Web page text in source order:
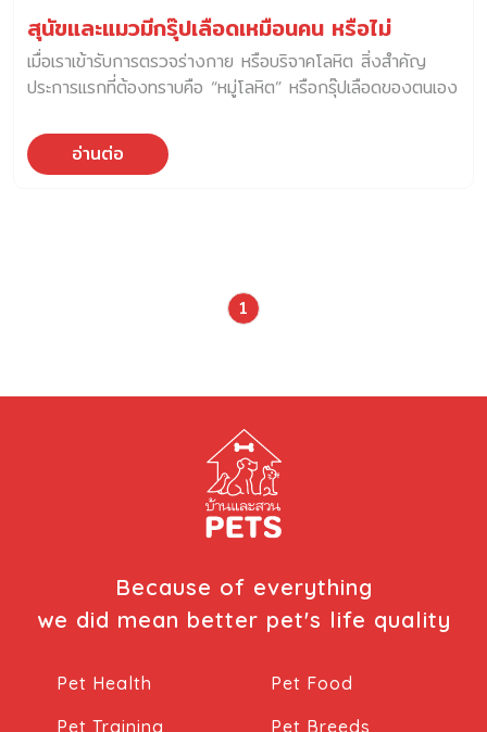
สุนัขและแมวมีกรุ๊ปเลือดเหมือนคน หรือไม่
เมื่อเราเข้ารับการตรวจร่างกาย หรือบริจาคโลหิต สิ่งสำคัญ
ประการแรกที่ต้องทราบคือ “หมู่โลหิต” หรือกรุ๊ปเลือดของตนเอง
สำหรับสัตว์เลี้ยงของเราล่ะ “สุนัขและแมวมีกรุ๊ปเลือดเหมือนคน
หรือไม่” หากวันหนึ่งสัตว์เลี้ยงแสนรักเกิดเจ็บป่วยเฉียบพลัน
เหล่านี้ ถือเป็นข้อจำกัดสำคัญ ที่คุณพ่อคุรแม่จำเป็นต้องทำความ
เข้าใจ เพื่อเตรียมความพร้อม และช่วยชีวิตสัตว์เลี้ยงได้อย่างทัน
และสัตว์เลี้ยงลูกด้วยนมจะมีหน้าที่ทางชีววิทยาพื้นฐานที่คล้ายคลึง
กัน เช่น การลำเลียงออกซิเจน สารอาหาร แร่ธาตุ และการส่ง
ต่อระบบภูมิคุ้มกันไปเลี้ยงส่วนต่าง ๆ ของร่างกาย แต่
โครงสร้างในระดับโมเลกุลมีความแตกต่างกันอย่างสิ้นเชิง โดย
เฉพาะ “แอนติเจน” (Antigen) หรือสารบ่งชี้หมู่เลือดที่เกาะอยู่บน
ผิวของเซลล์เม็ดเลือดแดง ซึ่งสามารถสรุปความแตกต่างได้ดังนี้
System (แบ่งเป็นหมู่เลือด A, B, AB และ […]
อ่านต่อ
1
Because of everything
we did mean better pet's life quality
Pet Health
Pet Food
Pet Training
Pet Breeds